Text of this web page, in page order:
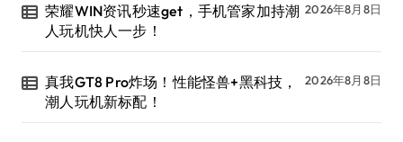
荣耀WIN资讯秒速get，手机管家加持潮
人玩机快人一步！
2026年8月8日
真我GT8 Pro炸场！性能怪兽+黑科技，
潮人玩机新标配！
2026年8月8日